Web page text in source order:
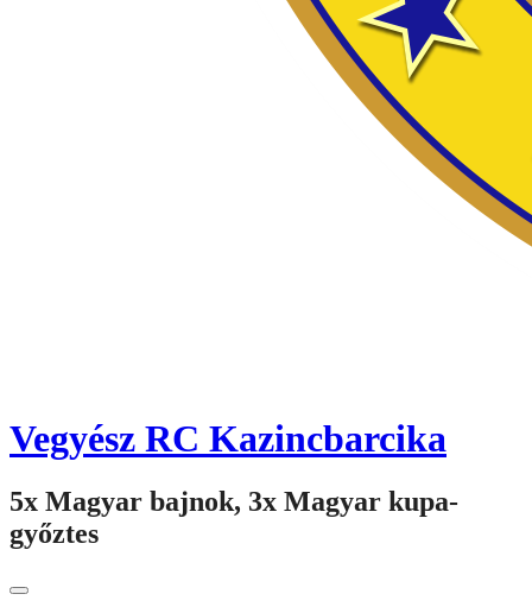
Vegyész RC Kazincbarcika
5x Magyar bajnok, 3x Magyar kupa-
győztes